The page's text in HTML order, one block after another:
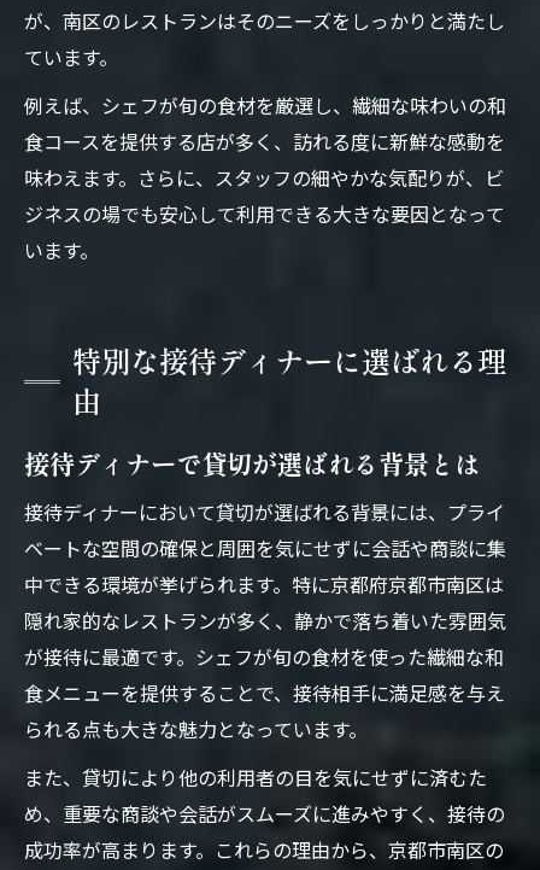
南区の貸切ディナーで個室を活用する
接待ディナーの個室利用で好印象を演出
宴会やパーティー会場選びのコツ
貸切ディナーで宴会会場を選ぶ秘訣
接待ディナーやパーティーに適した選び方
由
貸切ディナー利用時のチェックポイント
が、南区のレストランはそのニーズをしっかりと満たし
ています。
例えば、シェフが旬の食材を厳選し、繊細な味わいの和
食コースを提供する店が多く、訪れる度に新鮮な感動を
味わえます。さらに、スタッフの細やかな気配りが、ビ
ジネスの場でも安心して利用できる大きな要因となって
います。
特別な接待ディナーに選ばれる理
由
接待ディナーで貸切が選ばれる背景とは
接待ディナーにおいて貸切が選ばれる背景には、プライ
ベートな空間の確保と周囲を気にせずに会話や商談に集
中できる環境が挙げられます。特に京都府京都市南区は
隠れ家的なレストランが多く、静かで落ち着いた雰囲気
が接待に最適です。シェフが旬の食材を使った繊細な和
食メニューを提供することで、接待相手に満足感を与え
られる点も大きな魅力となっています。
また、貸切により他の利用者の目を気にせずに済むた
め、重要な商談や会話がスムーズに進みやすく、接待の
成功率が高まります。これらの理由から、京都市南区の